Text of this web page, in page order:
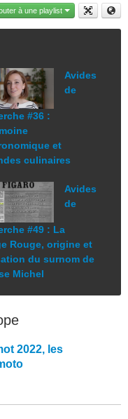
à une playlist
Avides
de
#36 :
et
culinaires
Avides
de
#49 : La
Rouge, origine et
du surnom de
Michel
2022, les